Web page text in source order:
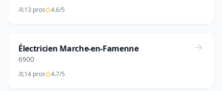
13 pros 4.6/5
Électricien Marche-en-Famenne
6900
14 pros 4.7/5